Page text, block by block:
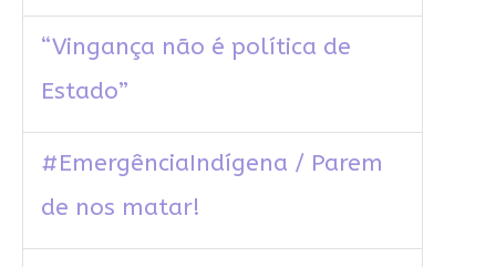
“Vingança não é política de
Estado”
#EmergênciaIndígena / Parem
de nos matar!